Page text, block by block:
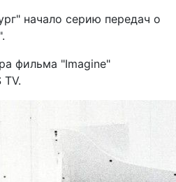
начало серию передач о
фильма "Imagine"
TV.